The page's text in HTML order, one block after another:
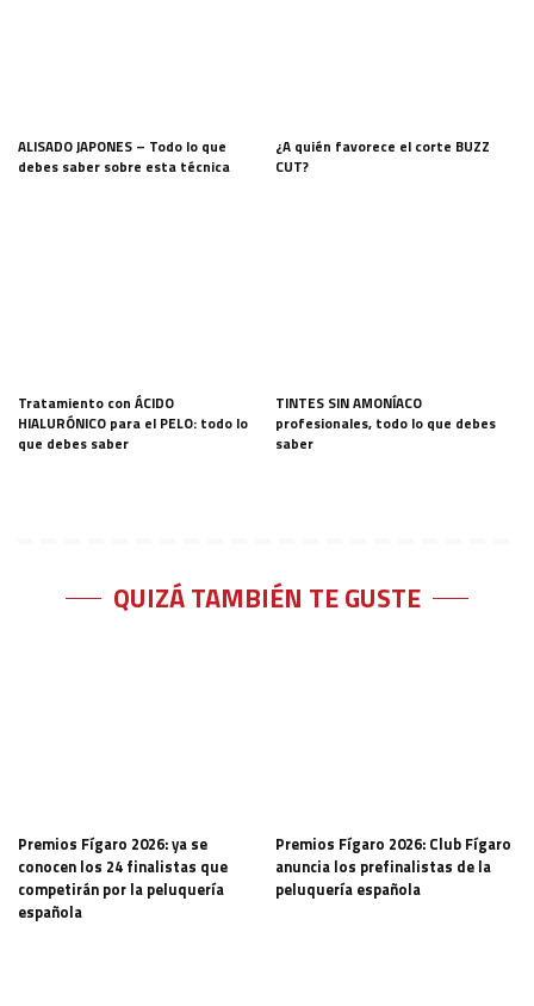
ALISADO JAPONES – Todo lo que
debes saber sobre esta técnica
¿A quién favorece el corte BUZZ
CUT?
Tratamiento con ÁCIDO
HIALURÓNICO para el PELO: todo lo
que debes saber
TINTES SIN AMONÍACO
profesionales, todo lo que debes
saber
QUIZÁ TAMBIÉN TE GUSTE
Premios Fígaro 2026: ya se
conocen los 24 finalistas que
competirán por la peluquería
española
Premios Fígaro 2026: Club Fígaro
anuncia los prefinalistas de la
peluquería española